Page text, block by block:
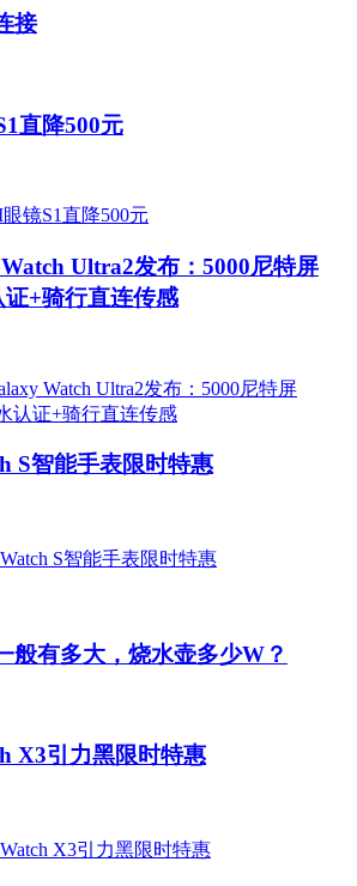
接
直降500元
Ultra2发布：5000尼特屏
证+骑行直连传感
S智能手表限时特惠
般有多大，烧水壶多少W？
X3引力黑限时特惠